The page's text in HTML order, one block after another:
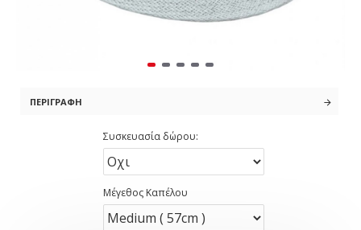
ΠΕΡΙΓΡΑΦΉ
Συσκευασία δώρου:
Μέγεθος Καπέλου